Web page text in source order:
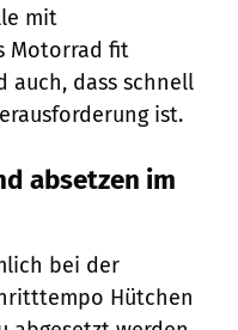
mit
Motorrad fit
auch, dass schnell
ist.
absetzen im
bei der
Hütchen